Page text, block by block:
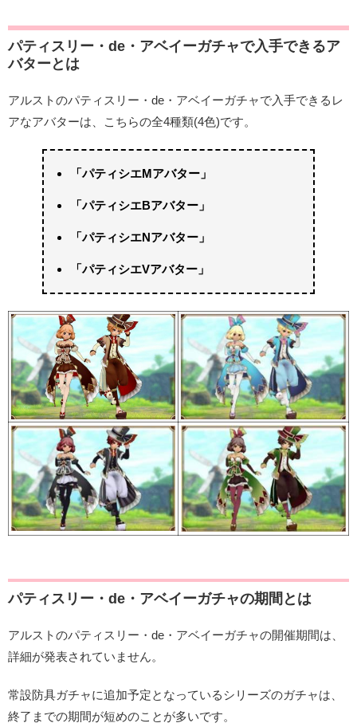
パティスリー・de・アベイーガチャで入手できるア
バターとは
アルストのパティスリー・de・アベイーガチャで入手できるレ
アなアバターは、こちらの全4種類(4色)です。
「パティシエMアバター」
「パティシエBアバター」
「パティシエNアバター」
「パティシエVアバター」
パティスリー・de・アベイーガチャの期間とは
アルストのパティスリー・de・アベイーガチャの開催期間は、
詳細が発表されていません。
常設防具ガチャに追加予定となっているシリーズのガチャは、
終了までの期間が短めのことが多いです。